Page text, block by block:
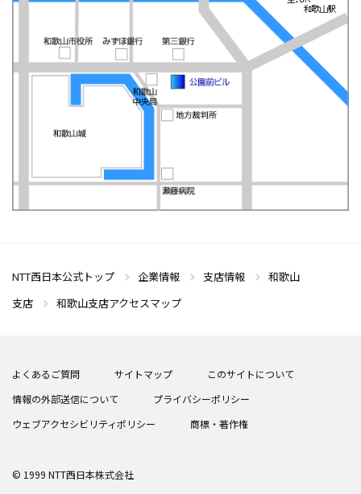
NTT西日本公式トップ 企業情報 支店情報
和歌山
支店
和歌山支店アクセスマップ
よくあるご質問 サイトマップ
このサイトについて
情報の外部送信について
プライバシーポリシー
ウェブアクセシビリティポリシー
商標・著作権
© 1999 NTT西日本株式会社